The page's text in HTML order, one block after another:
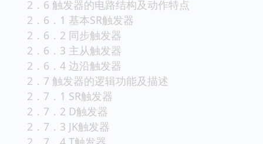
2．6 触发器的电路结构及动作特点
2．6．1 基本SR触发器
2．6．2 同步触发器
2．6．3 主从触发器
2．6．4 边沿触发器
2．7 触发器的逻辑功能及描述
2．7．1 SR触发器
2．7．2 D触发器
2．7．3 JK触发器